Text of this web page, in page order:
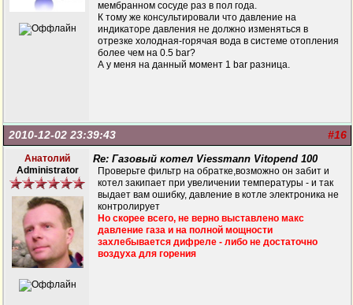
мембранном сосуде раз в пол года.
К тому же консультировали что давление на
индикаторе давления не должно изменяться в
отрезке холодная-горячая вода в системе отопления
более чем на 0.5 bar?
А у меня на данный момент 1 bar разница.
#16
2010-12-02 23:39:43
Анатолий
Administrator
Re: Газовый котел Viessmann Vitopend 100
Проверьте фильтр на обратке,возможно он забит и
котел закипает при увеличении температуры - и так
выдает вам ошибку, давление в котле электроника не
контролирует
Но скорее всего, не верно выставлено макс
давление газа и на полной мощности
захлебывается дифреле - либо не достаточно
воздуха для горения